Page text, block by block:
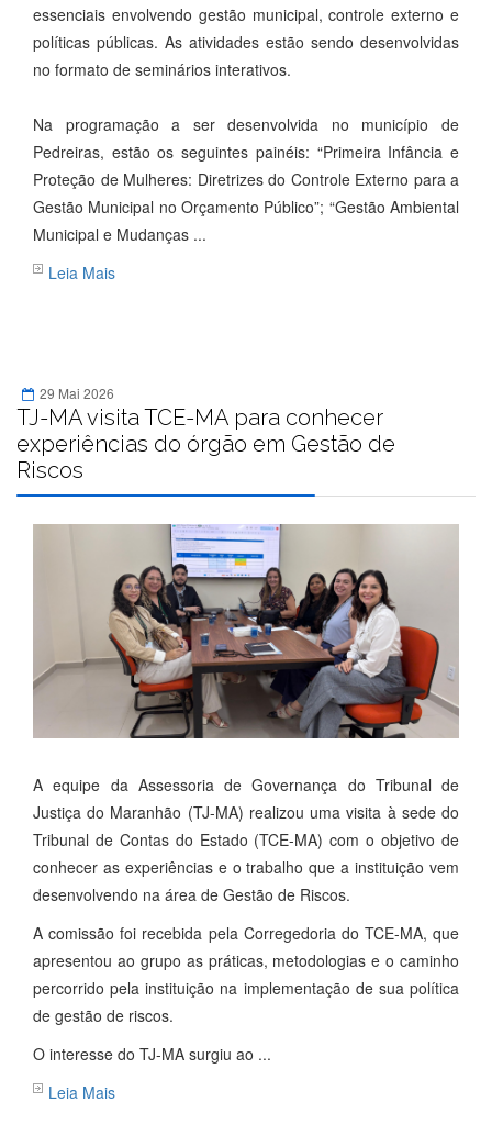
essenciais envolvendo gestão municipal, controle externo e
políticas públicas. As atividades estão sendo desenvolvidas
no formato de seminários interativos.
Na programação a ser desenvolvida no município de
Pedreiras, estão os seguintes painéis: “Primeira Infância e
Proteção de Mulheres: Diretrizes do Controle Externo para a
Gestão Municipal no Orçamento Público”; “Gestão Ambiental
Municipal e Mudanças ...
Leia Mais
29 Mai 2026
TJ-MA visita TCE-MA para conhecer
experiências do órgão em Gestão de
Riscos
A equipe da Assessoria de Governança do Tribunal de
Justiça do Maranhão (TJ-MA) realizou uma visita à sede do
Tribunal de Contas do Estado (TCE-MA) com o objetivo de
conhecer as experiências e o trabalho que a instituição vem
desenvolvendo na área de Gestão de Riscos.
A comissão foi recebida pela Corregedoria do TCE-MA, que
apresentou ao grupo as práticas, metodologias e o caminho
percorrido pela instituição na implementação de sua política
de gestão de riscos.
O interesse do TJ-MA surgiu ao ...
Leia Mais